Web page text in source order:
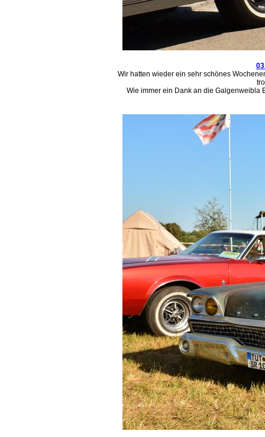
Wir hatten wieder ein sehr schönes
Wie immer ein Dank an die Galgenweibla